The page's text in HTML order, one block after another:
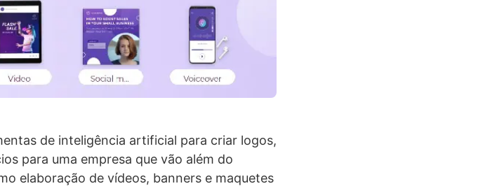
de inteligência artificial para criar logos,
para uma empresa que vão além do
elaboração de vídeos, banners e maquetes